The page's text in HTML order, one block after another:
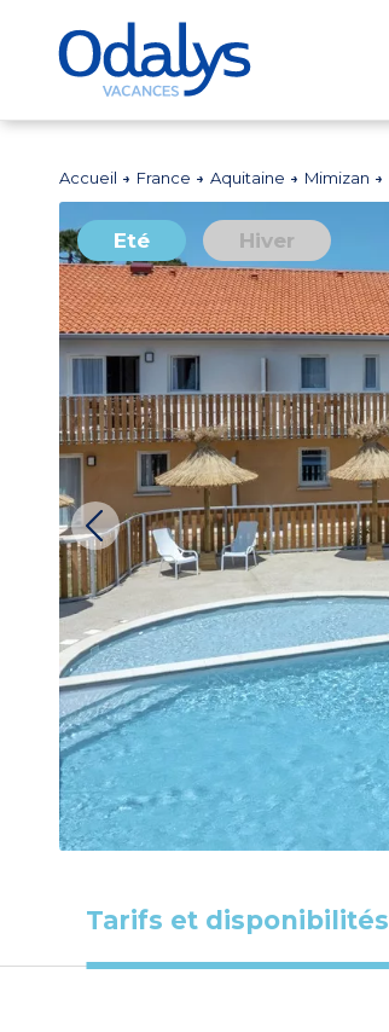
Accueil France Aquitaine Mimizan
Eté Hiver
Tarifs et disponibilités